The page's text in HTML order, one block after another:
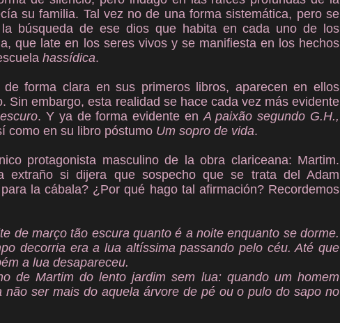
su familia. Tal vez no de una forma sistemática, pero se
búsqueda de ese dios que habita en cada uno de los
que late en los seres vivos y se manifiesta en los hechos
hassídica.
forma clara en sus primeros libros, aparecen en ellos
Sin embargo, esta realidad se hace cada vez más evidente
. Y ya de forma evidente en A paixão segundo G.H.,
como en su libro póstumo Um sopro de vida.
protagonista masculino de la obra clariceana: Martim.
extraño si dijera que sospecho que se trata del Adam
la cábala? ¿Por qué hago tal afirmación? Recordemos
de março tão escura quanto é a noite enquanto se dorme.
decorria era a lua altíssima passando pelo céu. Até que
a lua desapareceu.
de Martim do lento jardim sem lua: quando um homem
não ser mais do aquela árvore de pé ou o pulo do sapo no